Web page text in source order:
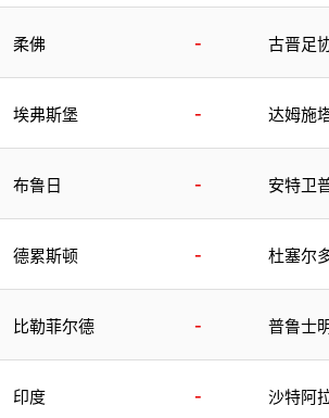
柔佛 - 古晋足
埃弗斯堡 - 达姆施
布鲁日 - 安特卫
德累斯顿 - 杜塞尔
比勒菲尔德 - 普鲁士
印度 - 沙特阿